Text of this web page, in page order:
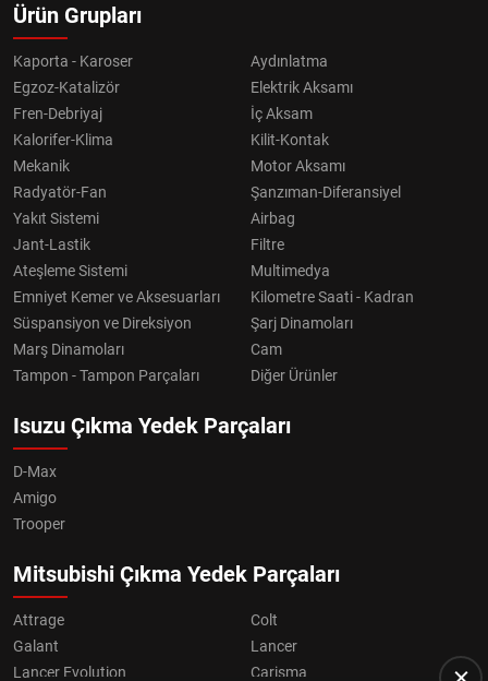
Ürün Grupları
Kaporta - Karoser
Aydınlatma
Egzoz-Katalizör
Elektrik Aksamı
Fren-Debriyaj
İç Aksam
Kalorifer-Klima
Kilit-Kontak
Mekanik
Motor Aksamı
Radyatör-Fan
Şanzıman-Diferansiyel
Yakıt Sistemi
Airbag
Jant-Lastik
Filtre
Ateşleme Sistemi
Multimedya
Emniyet Kemer ve Aksesuarları
Kilometre Saati - Kadran
Süspansiyon ve Direksiyon
Şarj Dinamoları
Marş Dinamoları
Cam
Tampon - Tampon Parçaları
Diğer Ürünler
Isuzu Çıkma Yedek Parçaları
D-Max
Amigo
Trooper
Mitsubishi Çıkma Yedek Parçaları
Attrage
Colt
Galant
Lancer
Lancer Evolution
Carisma